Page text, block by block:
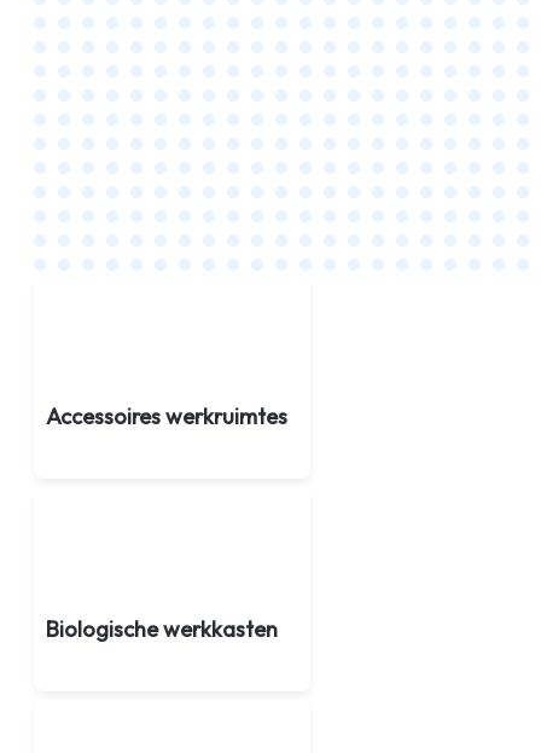
Accessoires werkruimtes
Biologische werkkasten